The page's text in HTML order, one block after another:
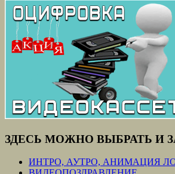
ЗДЕСЬ МОЖНО ВЫБРАТЬ И
ИНТРО, АУТРО, АНИМАЦИЯ